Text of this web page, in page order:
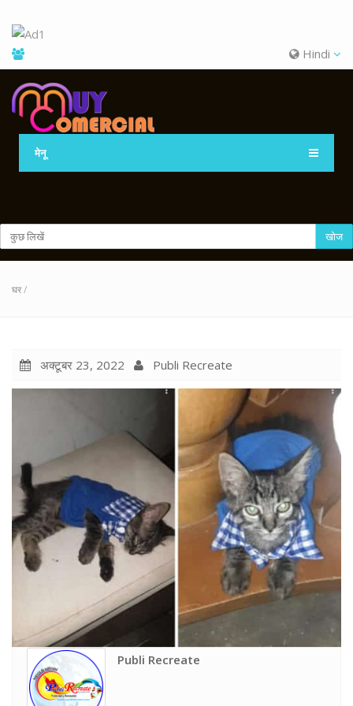
Hindi
मेनू
खोज
घर/
अक्टूबर 23, 2022 Publi Recreate
Publi Recreate